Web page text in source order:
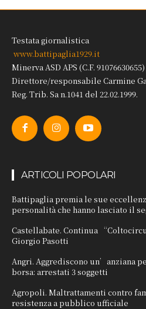
Testata giornalistica
www.battipaglia1929.it
Minerva ASD APS (C.F. 91076630655)
Direttore/responsabile Carmine
Reg. Trib. Sa n.1041 del 22.02.1999.
ARTICOLI POPOLARI
Battipaglia premia le sue
personalità che hanno lasciato il
Castellabate. Continua
Giorgio Pasotti
Angri. Aggrediscono un’anziana
borsa: arrestati 3 soggetti
Agropoli. Maltrattamenti contro
resistenza a pubblico ufficiale